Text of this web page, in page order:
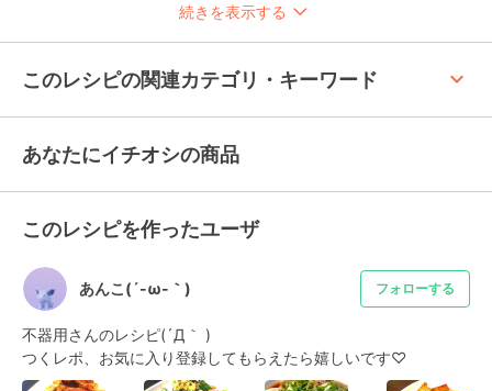
続きを表示する
このレシピの関連カテゴリ・キーワード keyboard_arrow_up
あなたにイチオシの商品
このレシピを作ったユーザ
あんこ(´-ω-｀) フォローする
不器用さんのレシピ(´Д｀ )
つくレポ、お気に入り登録してもらえたら嬉しいです♡